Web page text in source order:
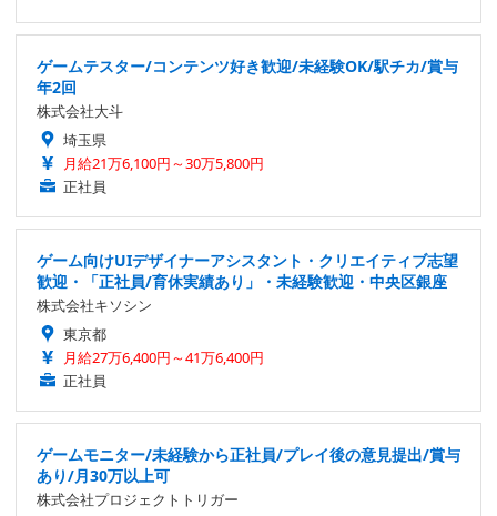
ゲームテスター/コンテンツ好き歓迎/未経験OK/駅チカ/賞与
年2回
株式会社大斗
埼玉県
月給21万6,100円～30万5,800円
正社員
ゲーム向けUIデザイナーアシスタント・クリエイティブ志望
歓迎・「正社員/育休実績あり」・未経験歓迎・中央区銀座
株式会社キソシン
東京都
月給27万6,400円～41万6,400円
正社員
ゲームモニター/未経験から正社員/プレイ後の意見提出/賞与
あり/月30万以上可
株式会社プロジェクトトリガー